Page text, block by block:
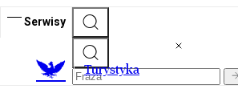
Serwisy
Turystyka